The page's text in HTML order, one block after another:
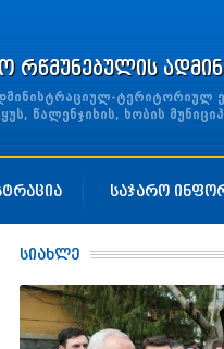
რწმუნებულის
ტერიტორიულ
წალენჯიხის, ხობის
საჯარო
სიახლე